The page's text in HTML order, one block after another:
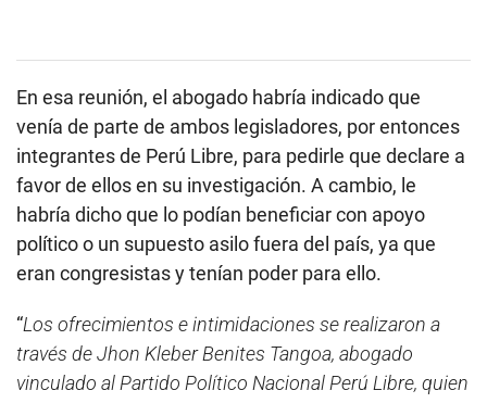
habría dicho que lo podían beneficiar con apoyo
político o un supuesto asilo fuera del país, ya que
eran congresistas y tenían poder para ello.
“Los ofrecimientos e intimidaciones se realizaron a
través de Jhon Kleber Benites Tangoa, abogado
vinculado al Partido Político Nacional Perú Libre, quien
habría sido enviado por parte de los investigados que,
en ese entonces, eran congresistas integrantes del
referido partido político”, se lee en esa disposición
fiscal.